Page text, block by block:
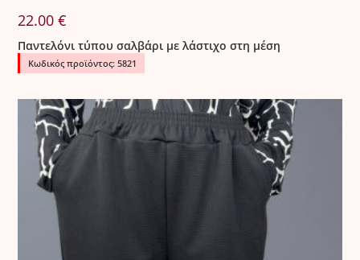
22.00€
Παντελόνι τύπου σαλβάρι με λάστιχο στη μέση
Κωδικός προϊόντος: 5821